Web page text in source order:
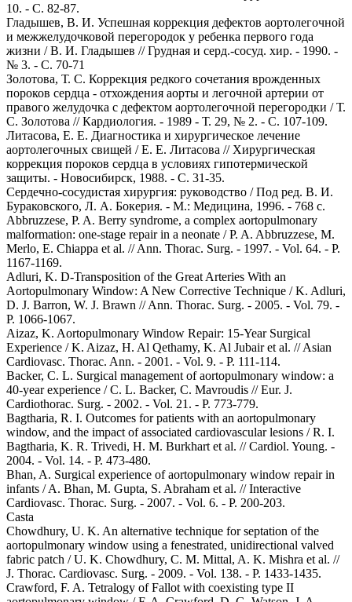
10. - С. 82-87.
Гладышев, В. И. Успешная коррекция дефектов аортолегочной
и межжелудочковой перегородок у ребенка первого года
жизни / В. И. Гладышев // Грудная и серд.-сосуд. хир. - 1990. -
№ 3. - C. 70-71
Золотова, Т. С. Коррекция редкого сочетания врожденных
пороков сердца - отхождения аорты и легочной артерии от
правого желудочка с дефектом аортолегочной перегородки / Т.
С. Золотова // Кардиология. - 1989 - Т. 29, № 2. - C. 107-109.
Литасова, Е. Е. Диагностика и хирургическое лечение
аортолегочных свищей / Е. Е. Литасова // Хирургическая
коррекция пороков сердца в условиях гипотермической
защиты. - Новосибирск, 1988. - C. 31-35.
Сердечно-сосудистая хирургия: руководство / Под ред. В. И.
Бураковского, Л. А. Бокерия. - М.: Медицина, 1996. - 768 с.
Abbruzzese, P. A. Berry syndrome, a complex aortopulmonary
malformation: one-stage repair in a neonate / P. A. Abbruzzese, М.
Merlo, Е. Chiappa et al. // Ann. Thorac. Surg. - 1997. - Vol. 64. - P.
1167-1169.
Adluri, K. D-Transposition of the Great Arteries With an
Aortopulmonary Window: A New Corrective Technique / K. Adluri,
D. J. Barron, W. J. Brawn // Ann. Thorac. Surg. - 2005. - Vol. 79. -
P. 1066-1067.
Aizaz, K. Aortopulmonary Window Repair: 15-Year Surgical
Experience / K. Aizaz, H. Al Qethamy, K. Al Jubair et al. // Asian
Cardiovasc. Thorac. Ann. - 2001. - Vol. 9. - P. 111-114.
Backer, C. L. Surgical management of aortopulmonary window: a
40-year experience / C. L. Backer, C. Mavroudis // Eur. J.
Cardiothorac. Surg. - 2002. - Vol. 21. - P. 773-779.
Bagtharia, R. I. Outcomes for patients with an aortopulmonary
window, and the impact of associated cardiovascular lesions / R. I.
Bagtharia, K. R. Trivedi, H. M. Burkhart et al. // Cardiol. Young. -
2004. - Vol. 14. - P. 473-480.
Bhan, A. Surgical experience of aortopulmonary window repair in
infants / A. Bhan, M. Gupta, S. Abraham et al. // Interactive
Cardiovasc. Thorac. Surg. - 2007. - Vol. 6. - P. 200-203.
Casta
Chowdhury, U. K. An alternative technique for septation of the
aortopulmonary window using a fenestrated, unidirectional valved
fabric patch / U. K. Chowdhury, C. M. Mittal, A. K. Mishra et al. //
J. Thorac. Cardiovasc. Surg. - 2009. - Vol. 138. - P. 1433-1435.
Crawford, F. A. Tetralogy of Fallot with coexisting type II